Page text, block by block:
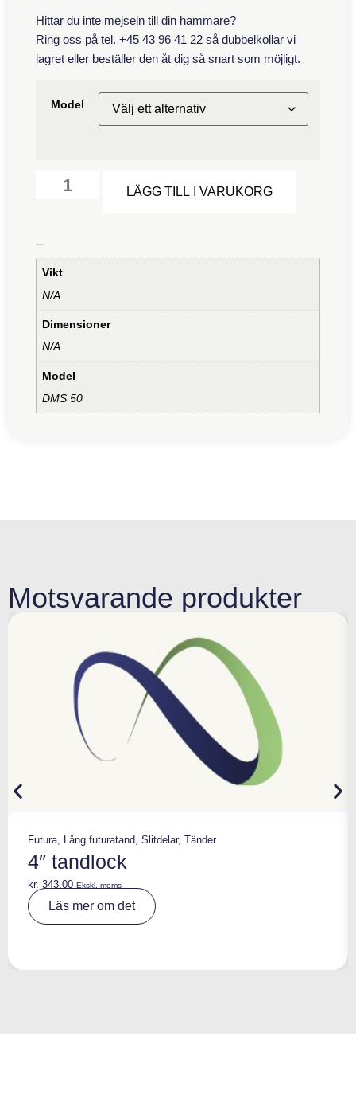
Hittar du inte mejseln till din hammare?
Ring oss på tel. +45 43 96 41 22 så dubbelkollar vi
lagret eller beställer den åt dig så snart som möjligt.
Model
LÄGG TILL I VARUKORG
Vikt
N/A
Dimensioner
N/A
Model
DMS 50
Motsvarande produkter
Futura Lång futuratand Slitdelar, Tänder
4″ tandlock
kr. 343,00 Ekskl. moms
Läs mer om det